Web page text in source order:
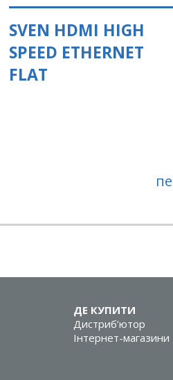
SVEN HDMI HIGH
SPEED ETHERNET
FLAT
ДЕ КУПИТИ
Дистриб’ютор
Інтернет-магазини